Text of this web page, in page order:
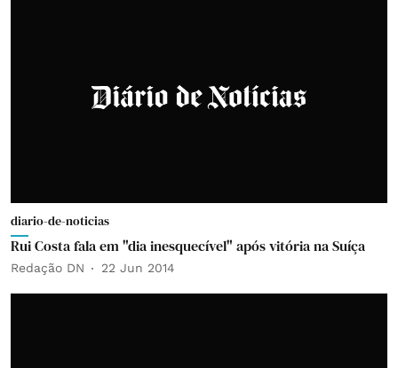
diario-de-noticias
Rui Costa fala em "dia inesquecível" após vitória na Suíça
Redação DN 22 Jun 2014